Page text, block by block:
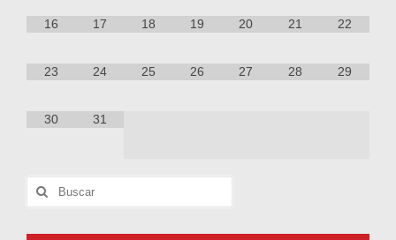
16 17 18 19 20 21 22
23 24 25 26 27 28 29
30 31